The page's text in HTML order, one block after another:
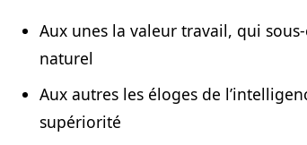
Aux unes la valeur travail, qui
naturel
Aux autres les éloges de
supériorité